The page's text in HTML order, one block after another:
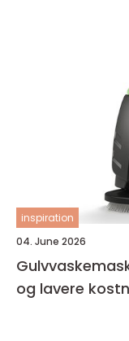
inspiration
04. June 2026
og lavere